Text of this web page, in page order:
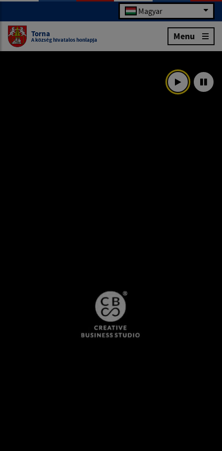
Magyar
Torna
A község hivatalos honlapja Menu